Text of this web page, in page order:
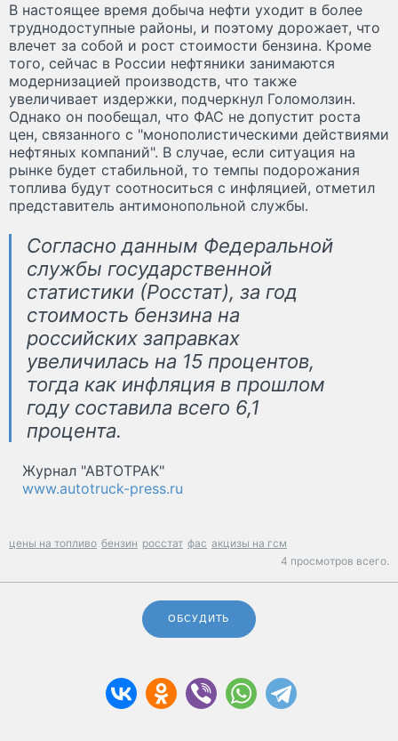
В настоящее время добыча нефти уходит в более
труднодоступные районы, и поэтому дорожает, что
влечет за собой и рост стоимости бензина. Кроме
того, сейчас в России нефтяники занимаются
модернизацией производств, что также
увеличивает издержки, подчеркнул Голомолзин.
Однако он пообещал, что ФАС не допустит роста
цен, связанного с "монополистическими действиями
нефтяных компаний". В случае, если ситуация на
рынке будет стабильной, то темпы подорожания
топлива будут соотноситься с инфляцией, отметил
представитель антимонопольной службы.
Согласно данным Федеральной
службы государственной
статистики (Росстат), за год
стоимость бензина на
российских заправках
увеличилась на 15 процентов,
тогда как инфляция в прошлом
году составила всего 6,1
процента.
Журнал "АВТОТРАК"
www.autotruck-press.ru
цены на топливо бензин росстат фас акцизы на гсм
4 просмотров всего.
ОБСУДИТЬ